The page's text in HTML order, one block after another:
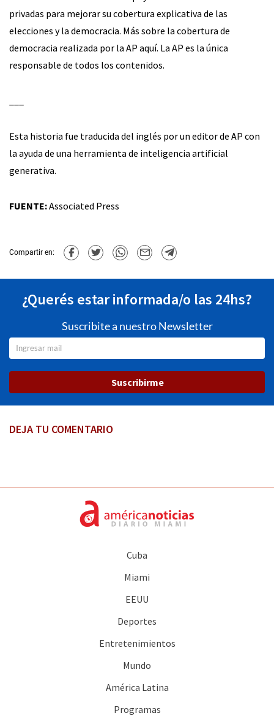
privadas para mejorar su cobertura explicativa de las
elecciones y la democracia. Más sobre la cobertura de
democracia realizada por la AP aquí. La AP es la única
responsable de todos los contenidos.
Esta historia fue traducida del inglés por un editor de AP con
la ayuda de una herramienta de inteligencia artificial
generativa.
FUENTE:Associated Press
Compartir en:
¿Querés estar informada/o las 24hs?
Suscribite a nuestro Newsletter
Suscribirme
DEJA TU COMENTARIO
Cuba
Miami
EEUU
Deportes
Entretenimientos
Mundo
América Latina
Programas